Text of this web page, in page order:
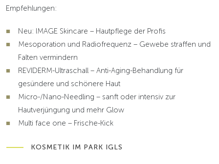
Empfehlungen:
Neu: IMAGE Skincare – Hautpflege der Profis
Mesoporation und Radiofrequenz – Gewebe straffen und
Falten vermindern
REVIDERM-Ultraschall – Anti-Aging-Behandlung für
gesündere und schönere Haut
Micro-/Nano-Needling – sanft oder intensiv zur
Hautverjüngung und mehr Glow
Multi face one – Frische-Kick
KOSMETIK IM PARK IGLS